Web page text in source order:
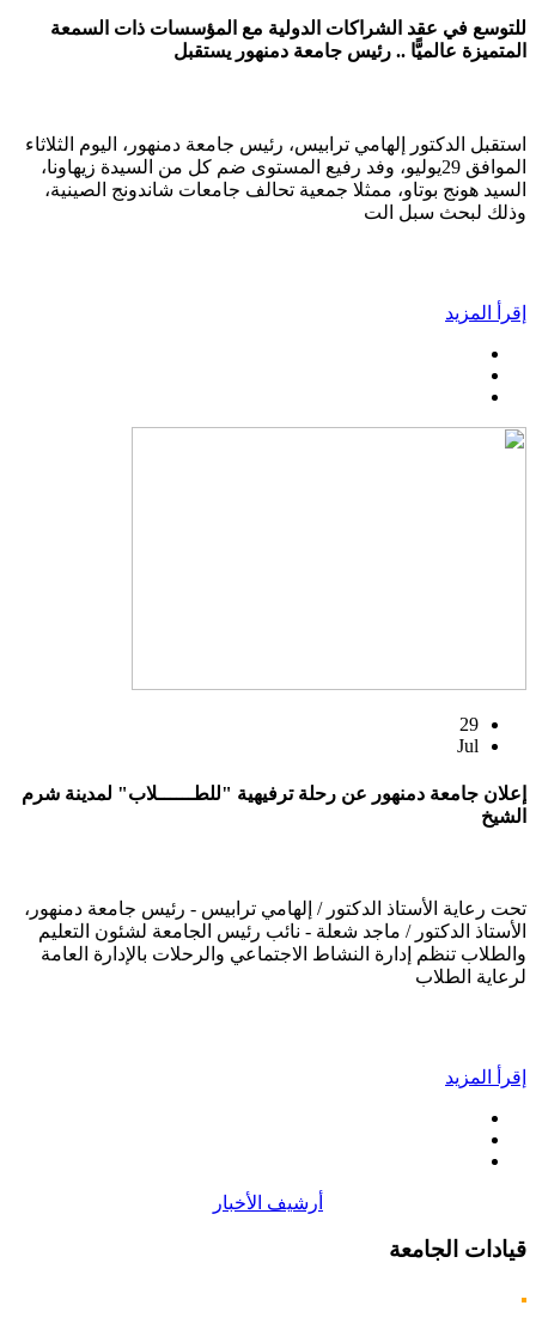
للتوسع في عقد الشراكات الدولية مع المؤسسات ذات السمعة
المتميزة عالميًّا .. رئيس جامعة دمنهور يستقبل
استقبل الدكتور إلهامي ترابيس، رئيس جامعة دمنهور، اليوم الثلاثاء
الموافق 29يوليو، وفد رفيع المستوى ضم كل من السيدة زيهاونا،
السيد هونج بوتاو، ممثلا جمعية تحالف جامعات شاندونج الصينية،
وذلك لبحث سبل الت
إقرأ المزيد
29
Jul
إعلان جامعة دمنهور عن رحلة ترفيهية "للطــــــلاب" لمدينة شرم
الشيخ
تحت رعاية الأستاذ الدكتور / إلهامي ترابيس - رئيس جامعة دمنهور،
الأستاذ الدكتور / ماجد شعلة - نائب رئيس الجامعة لشئون التعليم
والطلاب تنظم إدارة النشاط الاجتماعي والرحلات بالإدارة العامة
لرعاية الطلاب
إقرأ المزيد
أرشيف الأخبار
قيادات الجامعة